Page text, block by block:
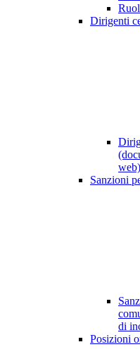
Dirigenti
web)
Sanzioni
di
Posizioni